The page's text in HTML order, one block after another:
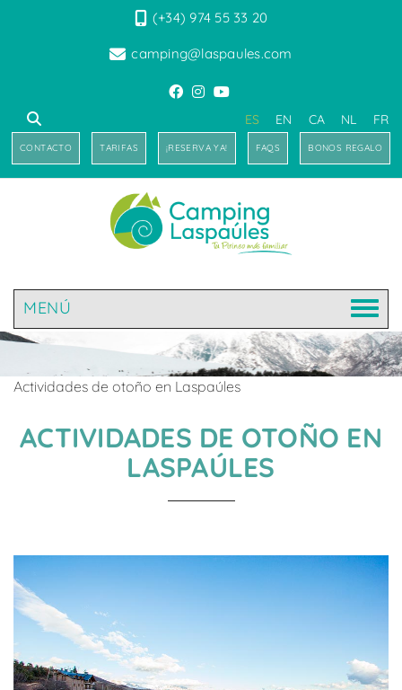
(+34) 974 55 33 20
camping@laspaules.com
ES EN CA NL FR
CONTACTO TARIFAS ¡RESERVA YA! FAQS BONOS REGALO
MENÚ
Actividades de otoño en Laspaúles
ACTIVIDADES DE OTOÑO EN
LASPAÚLES